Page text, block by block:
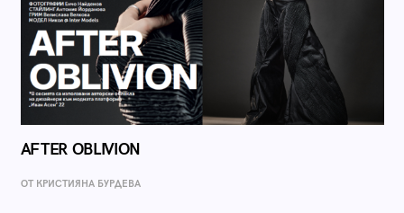
AFTER OBLIVION
ОТ КРИСТИЯНА БУРДЕВА